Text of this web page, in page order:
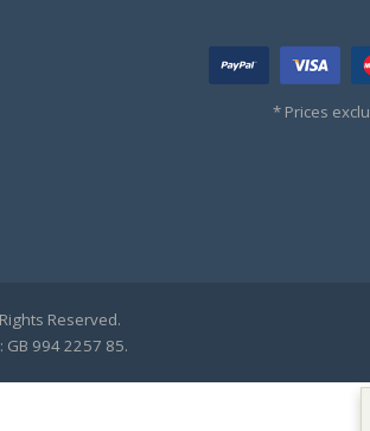
* Prices
Reserved.
994 2257 85.